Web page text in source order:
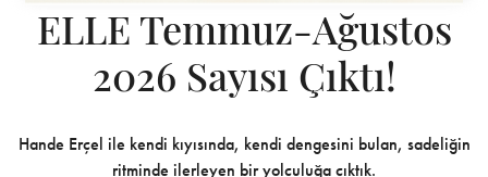
ELLE Temmuz-Ağustos
2026 Sayısı Çıktı!
Hande Erçel ile kendi kıyısında, kendi dengesini bulan, sadeliğin
ritminde ilerleyen bir yolculuğa çıktık.